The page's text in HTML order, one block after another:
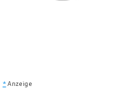
* Anzeige